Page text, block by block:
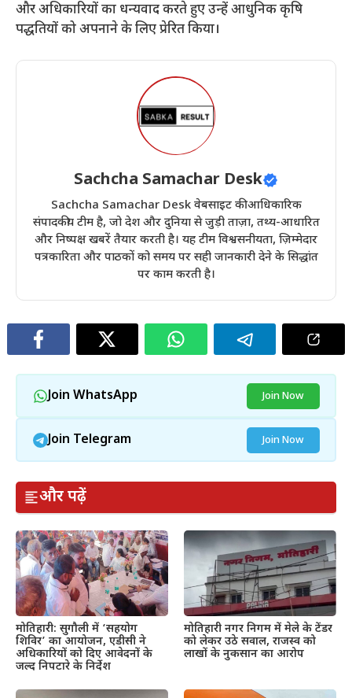
और अधिकारियों का धन्यवाद करते हुए उन्हें आधुनिक कृषि
पद्धतियों को अपनाने के लिए प्रेरित किया।
Sachcha Samachar Desk
Sachcha Samachar Desk वेबसाइट की आधिकारिक
संपादकीय टीम है, जो देश और दुनिया से जुड़ी ताज़ा, तथ्य-आधारित
और निष्पक्ष खबरें तैयार करती है। यह टीम विश्वसनीयता, ज़िम्मेदार
पत्रकारिता और पाठकों को समय पर सही जानकारी देने के सिद्धांत
पर काम करती है।
Join WhatsApp Join Now
Join Telegram Join Now
और पढ़ें
मोतिहारी: सुगौली में ‘सहयोग
शिविर’ का आयोजन, एडीसी ने
अधिकारियों को दिए आवेदनों के
जल्द निपटारे के निर्देश
मोतिहारी नगर निगम में मेले के टेंडर
को लेकर उठे सवाल, राजस्व को
लाखों के नुकसान का आरोप